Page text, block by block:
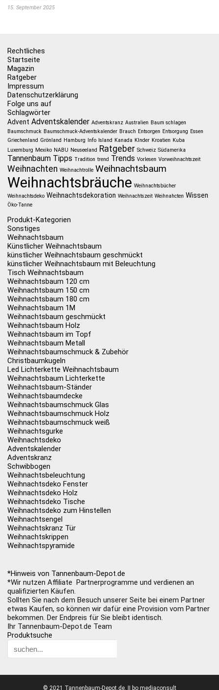
15. September 2025
Rechtliches
Startseite
Magazin
Ratgeber
Impressum
Datenschutzerklärung
Folge uns auf
Schlagwörter
Advent Adventskalender Adventskranz Australien Baum schlagen
Baumschmuck Baumschmuck-Adventskalender Brauch Entsorgen Entsorgung Essen
Griechenland Grönland Hamburg Info Island Kanada KInder Kroatien Kuba
Luxemburg Mexiko NABU Neuseeland Ratgeber Schweiz Südamerika
Tannenbaum Tipps Tradition trend Trends Vorlesen Vorweihnachtszeit
Weihnachten Weihnachtrolle Weihnachtsbaum
Weihnachtsbräuche Weihnachtsbücher
Weihnachtsdeko Weihnachtsdekoration Weihnachtszeit Weihnahcten Wissen
Öko-Tanne
Produkt-Kategorien
Sonstiges
Weihnachtsbaum
Künstlicher Weihnachtsbaum
künstlicher Weihnachtsbaum geschmückt
künstlicher Weihnachtsbaum mit Beleuchtung
Tisch Weihnachtsbaum
Weihnachtsbaum 120 cm
Weihnachtsbaum 150 cm
Weihnachtsbaum 180 cm
Weihnachtsbaum 1M
Weihnachtsbaum geschmückt
Weihnachtsbaum Holz
Weihnachtsbaum im Topf
Weihnachtsbaum Metall
Weihnachtsbaumschmuck & Zubehör
Christbaumkugeln
Led Lichterkette Weihnachtsbaum
Weihnachtsbaum Lichterkette
Weihnachtsbaum-Ständer
Weihnachtsbaumdecke
Weihnachtsbaumschmuck Glas
Weihnachtsbaumschmuck Holz
Weihnachtsbaumschmuck weiß
Weihnachtsgurke
Weihnachtsdeko
Adventskalender
Adventskranz
Schwibbogen
Weihnachtsbeleuchtung
Weihnachtsdeko Fenster
Weihnachtsdeko Holz
Weihnachtsdeko Tische
Weihnachtsdeko zum Hinstellen
Weihnachtsengel
Weihnachtskranz Tür
Weihnachtskrippen
Weihnachtspyramide
*Hinweis von Tannenbaum-Depot.de
*Wir nutzen Affiliate Partnerprogramme und verdienen an
qualifizierten Käufen.
Sollten Sie nach dem Besuch unserer Seite bei einem Partner
etwas Kaufen, so können wir dafür eine Provision vom Partner
bekommen. Der Endpreis für Sie bleibt identisch.
Ihr Tannenbaum-Depot.de Team
Produktsuche
© 2021 Tannenbaum-Depot.de. II bo mediaconsult